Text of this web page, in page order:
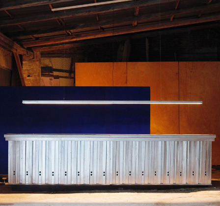
Architektur
Beratung
ForschungProjekteInfo